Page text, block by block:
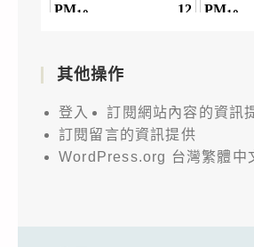
其他操作
登入
訂閱網站內容的資訊
訂閱留言的資訊提供
WordPress.org 台灣繁體中